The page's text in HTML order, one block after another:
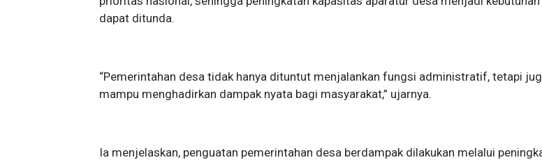
dapat ditunda.
“Pemerintahan desa tidak hanya dituntut menjalankan fungsi administratif, tetapi
mampu menghadirkan dampak nyata bagi masyarakat,” ujarnya.
Ia menjelaskan, penguatan pemerintahan desa berdampak dilakukan melalui